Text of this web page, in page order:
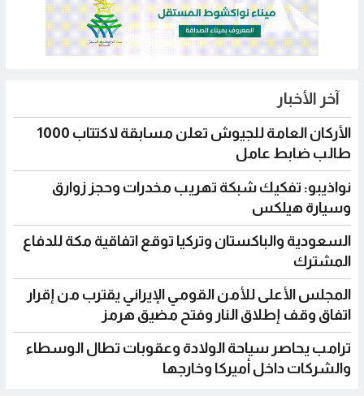
آخر الأخبار
الأركان العامة للجيوش تعلن مسابقة لاكتتاب 1000
طالب ضابط عامل
نواذيبو: تفكيك شبكة تهريب مخدرات وحجز زوارق
وسيارة هيلكس
السعودية والباكستان وتركيا توقع اتفاقية مكة للدفاع
المشترك
المجلس الأعلى للأمن القومي الإيراني يقترب من إقرار
اتفاق وقف إطلاق النار وفتح مضيق هرمز
ترامب يحاصر سياحة الولادة وعقوبات تطال الوسطاء
والشركات داخل أميركا وخارجها